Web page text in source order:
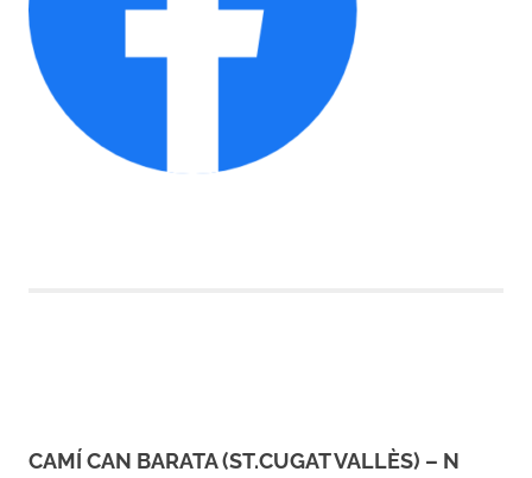
CAMÍ CAN BARATA (ST.CUGAT VALLÈS) – N